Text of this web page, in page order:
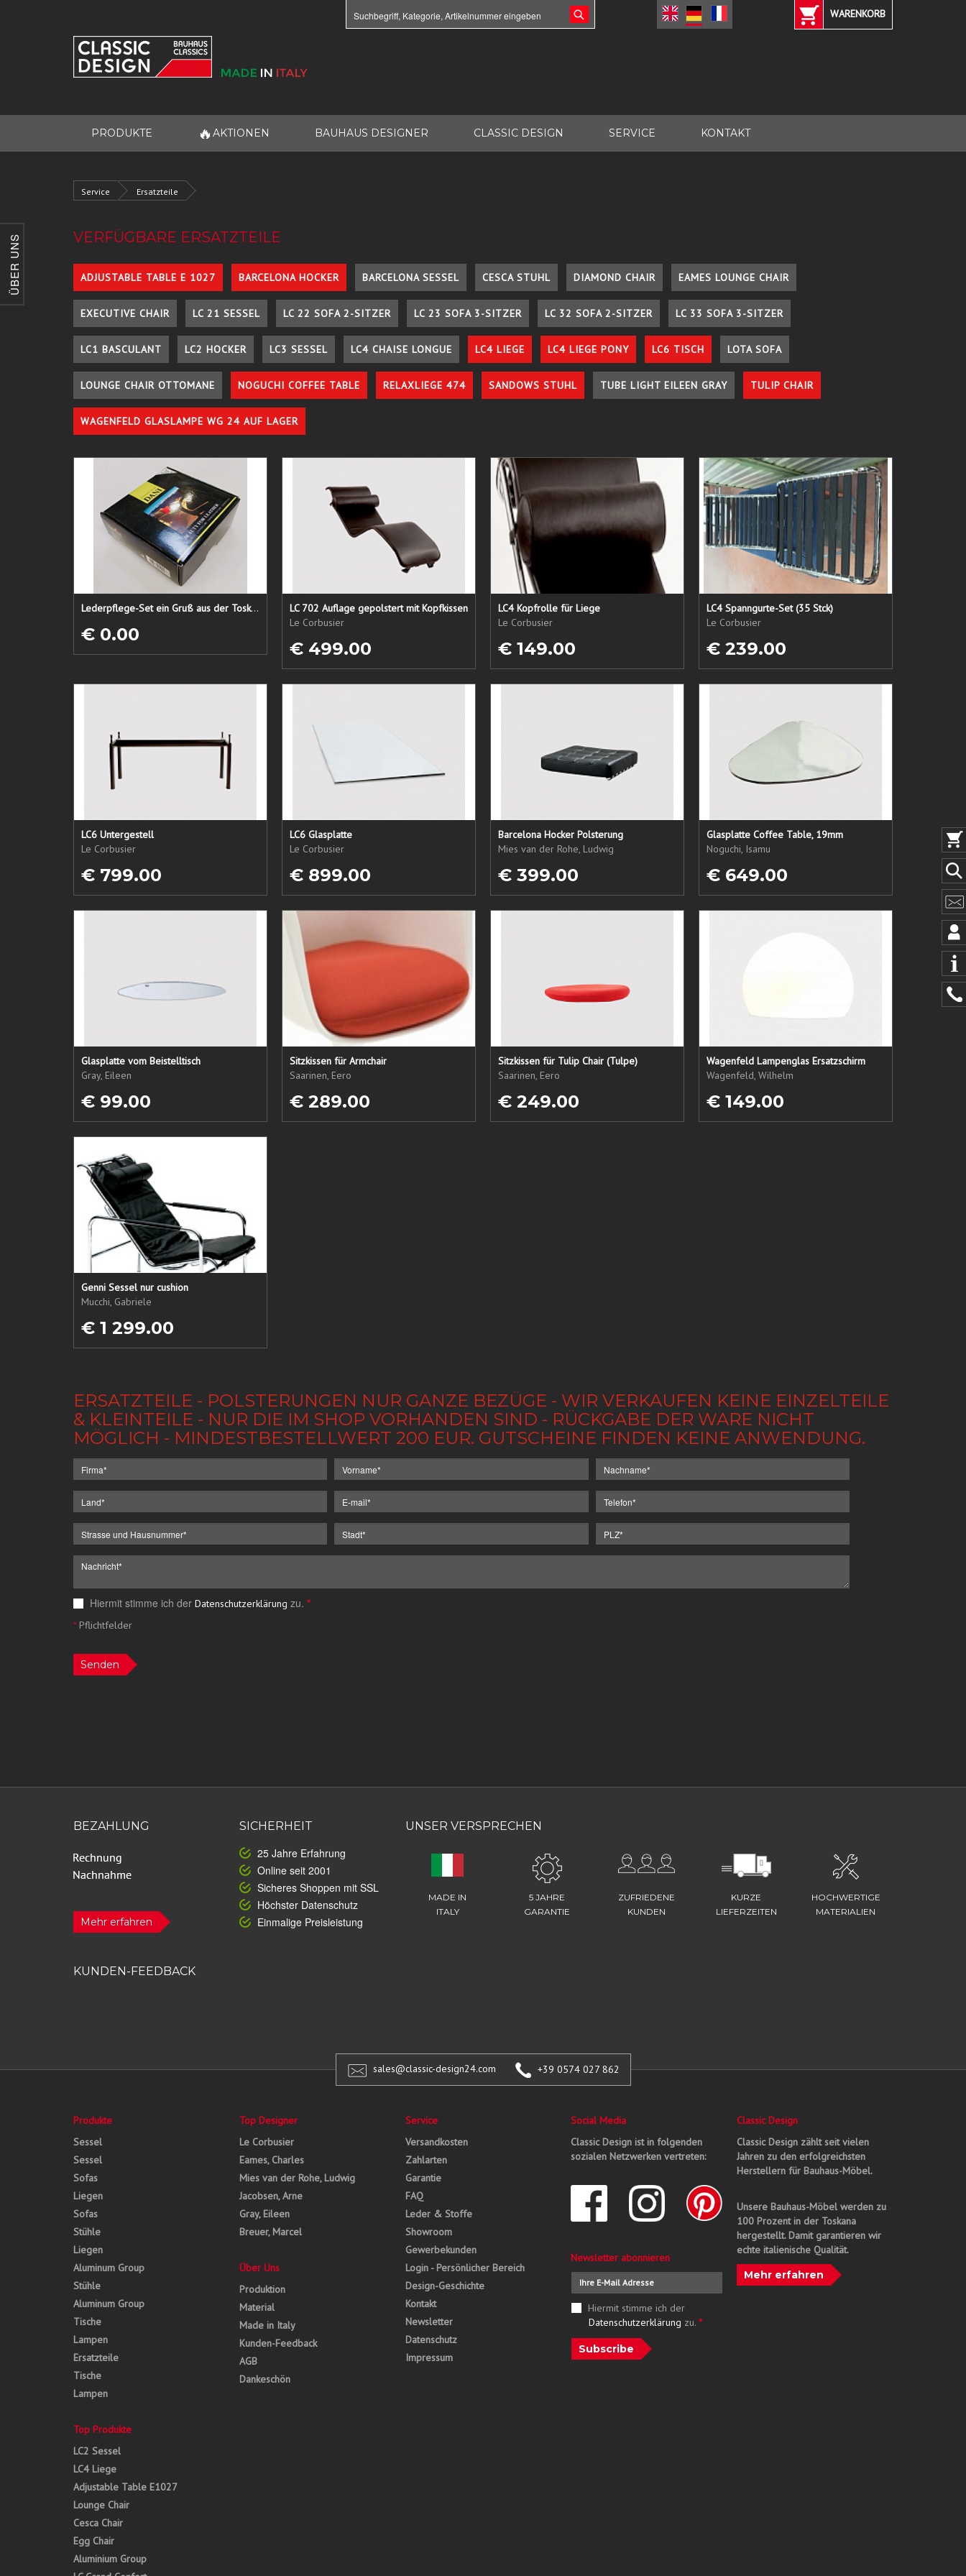
ÜBER UNS
WARENKORB
PRODUKTE 🔥 AKTIONEN BAUHAUS DESIGNER CLASSIC DESIGN SERVICE KONTAKT
Service Ersatzteile
VERFÜGBARE ERSATZTEILE
ADJUSTABLE TABLE E 1027 BARCELONA HOCKER BARCELONA SESSEL CESCA STUHL DIAMOND CHAIR EAMES LOUNGE CHAIR
EXECUTIVE CHAIR LC 21 SESSEL LC 22 SOFA 2-SITZER LC 23 SOFA 3-SITZER LC 32 SOFA 2-SITZER LC 33 SOFA 3-SITZER
LC1 BASCULANT LC2 HOCKER LC3 SESSEL LC4 CHAISE LONGUE LC4 LIEGE LC4 LIEGE PONY LC6 TISCH LOTA SOFA
LOUNGE CHAIR OTTOMANE NOGUCHI COFFEE TABLE RELAXLIEGE 474 SANDOWS STUHL TUBE LIGHT EILEEN GRAY TULIP CHAIR
WAGENFELD GLASLAMPE WG 24 AUF LAGER
Lederpflege-Set ein Gruß aus der Toskana...
€ 0.00
LC 702 Auflage gepolstert mit Kopfkissen
Le Corbusier
€ 499.00
LC4 Kopfrolle für Liege
Le Corbusier
€ 149.00
LC4 Spanngurte-Set (35 Stck)
Le Corbusier
€ 239.00
LC6 Untergestell
Le Corbusier
€ 799.00
LC6 Glasplatte
Le Corbusier
€ 899.00
Barcelona Hocker Polsterung
Mies van der Rohe, Ludwig
€ 399.00
Glasplatte Coffee Table, 19mm
Noguchi, Isamu
€ 649.00
Glasplatte vom Beistelltisch
Gray, Eileen
€ 99.00
Sitzkissen für Armchair
Saarinen, Eero
€ 289.00
Sitzkissen für Tulip Chair (Tulpe)
Saarinen, Eero
€ 249.00
Wagenfeld Lampenglas Ersatzschirm
Wagenfeld, Wilhelm
€ 149.00
Genni Sessel nur cushion
Mucchi, Gabriele
€ 1 299.00
ERSATZTEILE - POLSTERUNGEN NUR GANZE BEZÜGE - WIR VERKAUFEN KEINE EINZELTEILE
& KLEINTEILE - NUR DIE IM SHOP VORHANDEN SIND - RÜCKGABE DER WARE NICHT
MÖGLICH - MINDESTBESTELLWERT 200 EUR. GUTSCHEINE FINDEN KEINE ANWENDUNG.
Hiermit stimme ich der Datenschutzerklärung zu. *
*Pflichtfelder
Senden
BEZAHLUNG
Mehr erfahren
SICHERHEIT
25 Jahre Erfahrung
Online seit 2001
Sicheres Shoppen mit SSL
Höchster Datenschutz
Einmalige Preisleistung
UNSER VERSPRECHEN
MADE IN
ITALY
5 JAHRE
GARANTIE
ZUFRIEDENE
KUNDEN
KURZE
LIEFERZEITEN
HOCHWERTIGE
MATERIALIEN
KUNDEN-FEEDBACK
sales@classic-design24.com +39 0574 027 862
Produkte
Sessel
Sessel
Sofas
Liegen
Sofas
Stühle
Liegen
Aluminum Group
Stühle
Aluminum Group
Tische
Lampen
Ersatzteile
Tische
Lampen
Top Produkte
LC2 Sessel
LC4 Liege
Adjustable Table E1027
Lounge Chair
Cesca Chair
Egg Chair
Aluminium Group
Top Designer
Le Corbusier
Eames, Charles
Mies van der Rohe, Ludwig
Jacobsen, Arne
Gray, Eileen
Breuer, Marcel
Über Uns
Produktion
Material
Made in Italy
Kunden-Feedback
AGB
Dankeschön
Service
Versandkosten
Zahlarten
Garantie
FAQ
Leder & Stoffe
Showroom
Gewerbekunden
Login - Persönlicher Bereich
Design-Geschichte
Kontakt
Newsletter
Datenschutz
Impressum
Social Media
Classic Design ist in folgenden
sozialen Netzwerken vertreten:
Newsletter abonnieren
Hiermit stimme ich der
Datenschutzerklärung zu. *
Subscribe
Classic Design
Classic Design zählt seit vielen
Jahren zu den erfolgreichsten
Herstellern für Bauhaus-Möbel.
Unsere Bauhaus-Möbel werden zu
100 Prozent in der Toskana
hergestellt. Damit garantieren wir
echte italienische Qualität.
Mehr erfahren